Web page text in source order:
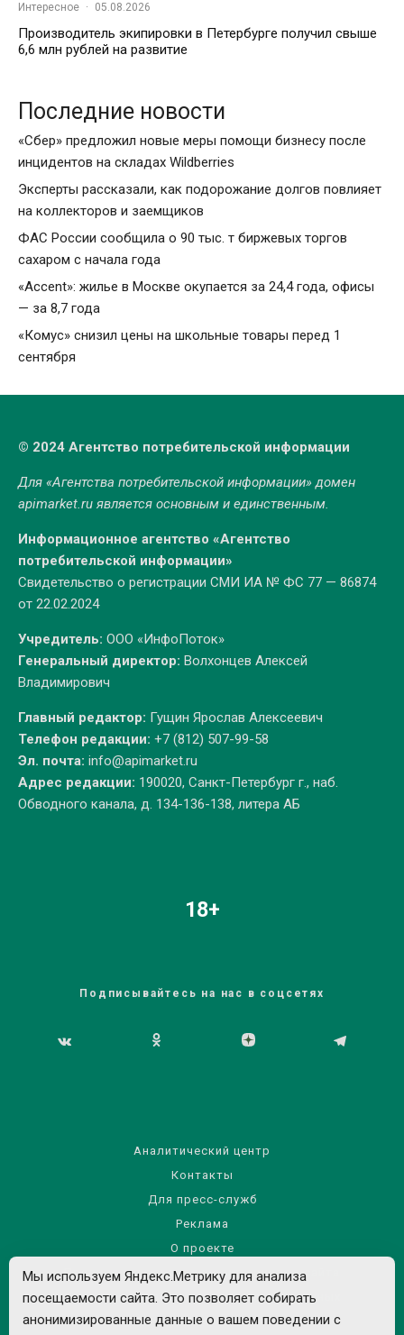
Интересное · 05.08.2026
Производитель экипировки в Петербурге получил свыше
6,6 млн рублей на развитие
Последние новости
«Сбер» предложил новые меры помощи бизнесу после
инцидентов на складах Wildberries
Эксперты рассказали, как подорожание долгов повлияет
на коллекторов и заемщиков
ФАС России сообщила о 90 тыс. т биржевых торгов
сахаром с начала года
«Accent»: жилье в Москве окупается за 24,4 года, офисы
— за 8,7 года
«Комус» снизил цены на школьные товары перед 1
сентября
© 2024 Агентство потребительской информации
Для «Агентства потребительской информации» домен
apimarket.ruявляется основным и единственным.
Информационное агентство «Агентство
потребительской информации»
Свидетельство о регистрации СМИ ИА № ФС 77 — 86874
от 22.02.2024
Учредитель: ООО «ИнфоПоток»
Генеральный директор: Волхонцев Алексей
Владимирович
Главный редактор: Гущин Ярослав Алексеевич
Телефон редакции: +7 (812) 507-99-58
Эл. почта: info@apimarket.ru
Адрес редакции: 190020, Санкт-Петербург г., наб.
Обводного канала, д. 134-136-138, литера АБ
18+
Подписывайтесь на нас в соцсетях
Аналитический центр
Контакты
Для пресс-служб
Реклама
О проекте
Правила использования материалов сайта
Политика обработки персональных данных
Мы используем Яндекс.Метрику для анализа
посещаемости сайта. Это позволяет собирать
анонимизированные данные о вашем поведении с